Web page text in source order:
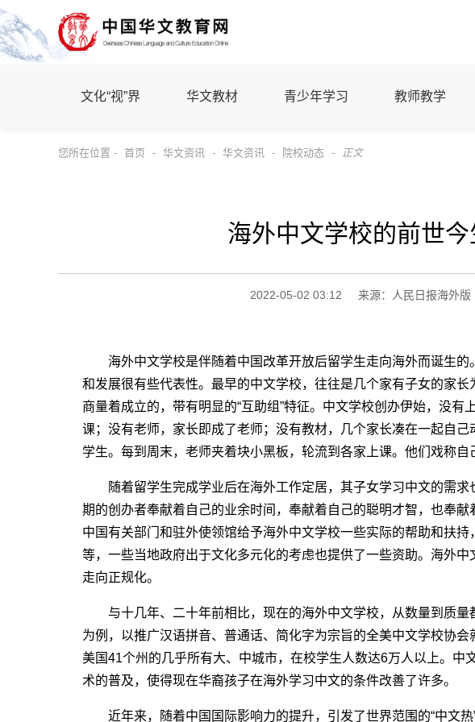
文化“视”界 华文教材 青少年学习 教师教学
您所在位置 - 首页 - 华文资讯 - 华文资讯 - 院校动态 - 正文
海外中文学校的前世今
2022-05-02 03:12 来源：人民日报海外版
海外中文学校是伴随着中国改革开放后留学生走向海外而诞生的
和发展很有些代表性。最早的中文学校，往往是几个家有子女的家长
商量着成立的，带有明显的“互助组”特征。中文学校创办伊始，没有
课；没有老师，家长即成了老师；没有教材，几个家长凑在一起自己
学生。每到周末，老师夹着块小黑板，轮流到各家上课。他们戏称自
随着留学生完成学业后在海外工作定居，其子女学习中文的需求
期的创办者奉献着自己的业余时间，奉献着自己的聪明才智，也奉献
中国有关部门和驻外使领馆给予海外中文学校一些实际的帮助和扶持
等，一些当地政府出于文化多元化的考虑也提供了一些资助。海外中
走向正规化。
与十几年、二十年前相比，现在的海外中文学校，从数量到质量
为例，以推广汉语拼音、普通话、简化字为宗旨的全美中文学校协
美国41个州的几乎所有大、中城市，在校学生人数达6万人以上。中
术的普及，使得现在华裔孩子在海外学习中文的条件改善了许多。
近年来，随着中国国际影响力的提升，引发了世界范围的“中文热